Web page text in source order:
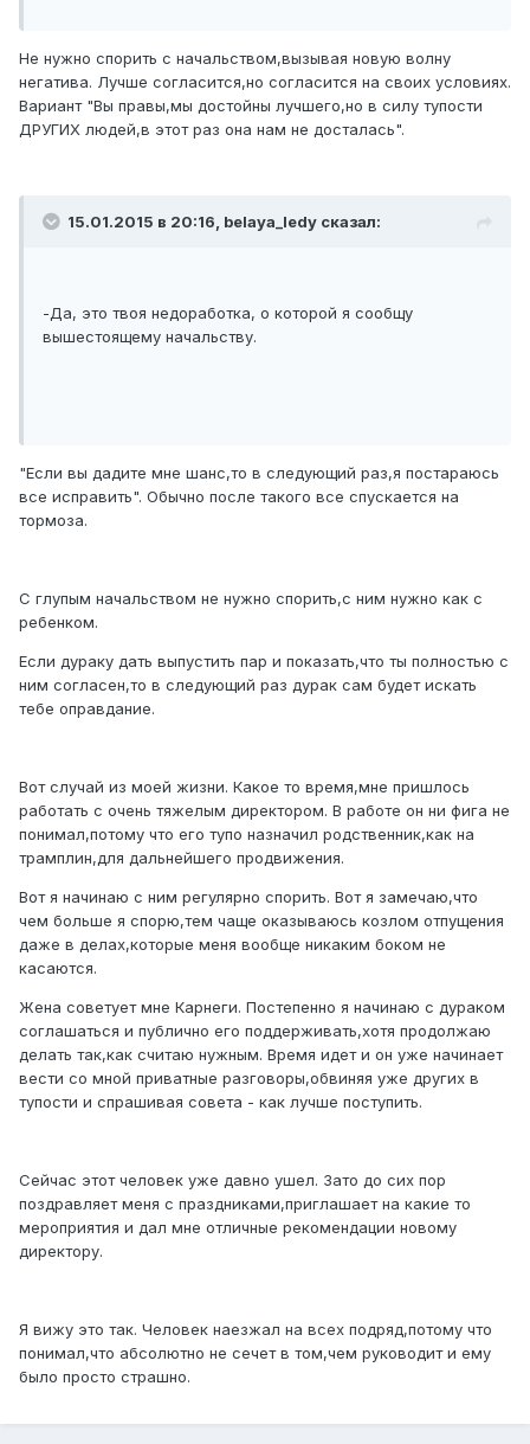
Не нужно спорить с начальством,вызывая новую волну
негатива. Лучше согласится,но согласится на своих условиях.
Вариант "Вы правы,мы достойны лучшего,но в силу тупости
ДРУГИХ людей,в этот раз она нам не досталась".
15.01.2015 в 20:16, belaya_ledy сказал:
-Да, это твоя недоработка, о которой я сообщу
вышестоящему начальству.
"Если вы дадите мне шанс,то в следующий раз,я постараюсь
все исправить". Обычно после такого все спускается на
тормоза.
С глупым начальством не нужно спорить,с ним нужно как с
ребенком.
Если дураку дать выпустить пар и показать,что ты полностью с
ним согласен,то в следующий раз дурак сам будет искать
тебе оправдание.
Вот случай из моей жизни. Какое то время,мне пришлось
работать с очень тяжелым директором. В работе он ни фига не
понимал,потому что его тупо назначил родственник,как на
трамплин,для дальнейшего продвижения.
Вот я начинаю с ним регулярно спорить. Вот я замечаю,что
чем больше я спорю,тем чаще оказываюсь козлом отпущения
даже в делах,которые меня вообще никаким боком не
касаются.
Жена советует мне Карнеги. Постепенно я начинаю с дураком
соглашаться и публично его поддерживать,хотя продолжаю
делать так,как считаю нужным. Время идет и он уже начинает
вести со мной приватные разговоры,обвиняя уже других в
тупости и спрашивая совета - как лучше поступить.
Сейчас этот человек уже давно ушел. Зато до сих пор
поздравляет меня с праздниками,приглашает на какие то
мероприятия и дал мне отличные рекомендации новому
директору.
Я вижу это так. Человек наезжал на всех подряд,потому что
понимал,что абсолютно не сечет в том,чем руководит и ему
было просто страшно.